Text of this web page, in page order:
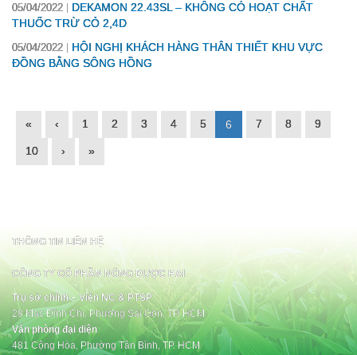
05/04/2022
DEKAMON 22.43SL – KHÔNG CÓ HOẠT CHẤT
THUỐC TRỪ CỎ 2,4D
05/04/2022
HỘI NGHỊ KHÁCH HÀNG THÂN THIẾT KHU VỰC
ĐỒNG BẰNG SÔNG HỒNG
« ‹ 1 2 3 4 5 6 7 8 9
10 › »
THÔNG TIN LIÊN HỆ
CÔNG TY CỔ PHẦN NÔNG DƯỢC HAI
Trụ sở chính – Viện NC & PTSP
28 Mạc Đĩnh Chi, Phường Sài Gòn, TP. HCM
Văn phòng đại diện
481 Cộng Hòa, Phường Tân Bình, TP. HCM